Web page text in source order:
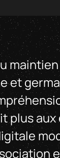
et
plus